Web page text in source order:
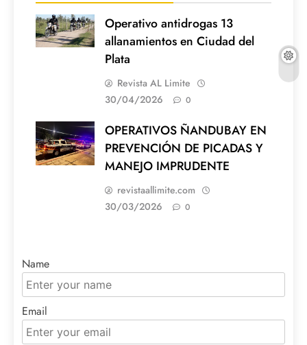
Operativo antidrogas 13
allanamientos en Ciudad del
Plata
Revista AL Limite
30/04/2026
0
OPERATIVOS ÑANDUBAY EN
PREVENCIÓN DE PICADAS Y
MANEJO IMPRUDENTE
revistaallimite.com
30/03/2026
0
Name
Email